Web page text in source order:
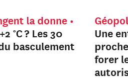
la donne
°C ? Les 30
basculement
Une
forer